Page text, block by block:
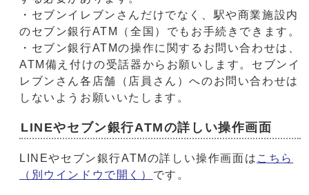
・セブンイレブンさんだけでなく、駅や商業施設内
のセブン銀行ATM（全国）でもお手続きできます。
・セブン銀行ATMの操作に関するお問い合わせは、
ATM備え付けの受話器からお願いします。セブンイ
レブンさん各店舗（店員さん）へのお問い合わせは
しないようお願いいたします。
LINEやセブン銀行ATMの詳しい操作画面
LINEやセブン銀行ATMの詳しい操作画面は こちら
（別ウインドウで開く） です。